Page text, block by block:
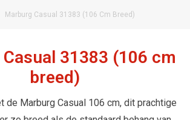
Marburg Casual 31383 (106 Cm Breed)
31383 (106 cm
breed)
de Marburg Casual 106 cm, dit prachtige